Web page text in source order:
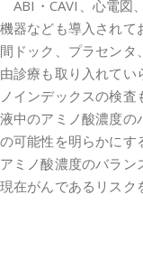
ABI・CAVI、心電図
器なども導入されて
ドック、プラセンタ
診療も取り入れてい
インデックスの検査
中のアミノ酸濃度の
可能性を明らかにす
ミノ酸濃度のバラン
在がんであるリスク